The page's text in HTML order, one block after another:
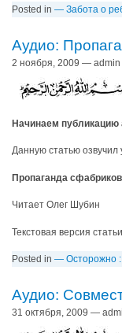
Posted in — Забота о
Аудио:
2 ноября, 2009 — admin
Начинаем публикацию
Данную статью озвучил
Пропаганда
Читает Олег Шубин
Текстовая версия статьи
Posted in — Осторожно :
Аудио:
31 октября, 2009 —